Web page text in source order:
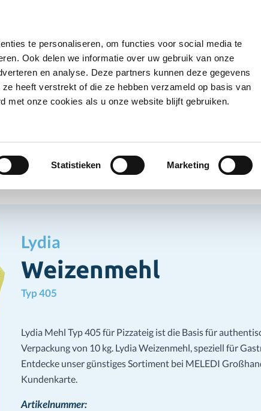
te personaliseren, om functies voor social media te
Ook delen we informatie over uw gebruik van onze
en analyse. Deze partners kunnen deze gegevens
heeft verstrekt of die ze hebben verzameld op basis van
met onze cookies als u onze website blijft gebruiken.
Statistieken Marketing
für Kategorie Tiefkühlprodukte anzeigen
Untermenü für Kategorie Trockenware
Kühlprodukte
Untermenü für Kategorie
Getränke
Untermenü für
Non-Food
Lydia
Weizenmehl
Typ 405
Lydia Mehl Typ 405 für Pizzateig ist die Basis für
Verpackung von 10 kg. Lydia Weizenmehl, speziell für
Entdecke unser günstiges Sortiment bei MELEDI
Kundenkarte.
Artikelnummer: